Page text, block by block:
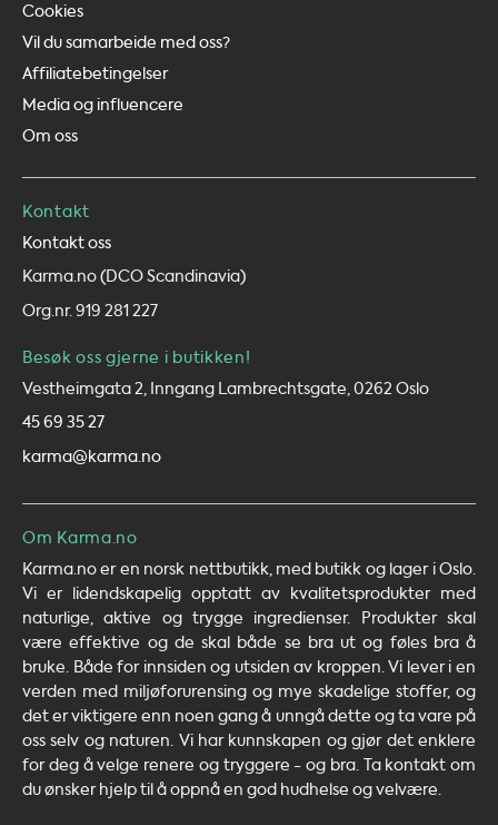
Cookies
Vil du samarbeide med oss?
Affiliatebetingelser
Media og influencere
Om oss
Kontakt
Kontakt oss
Karma.no (DCO Scandinavia)
Org.nr. 919 281 227
Besøk oss gjerne i butikken!
Vestheimgata 2, Inngang Lambrechtsgate, 0262 Oslo
45 69 35 27
karma@karma.no
Om Karma.no
Karma.no er en norsk nettbutikk, med butikk og lager i Oslo.
Vi er lidendskapelig opptatt av kvalitetsprodukter med
naturlige, aktive og trygge ingredienser. Produkter skal
være effektive og de skal både se bra ut og føles bra å
bruke. Både for innsiden og utsiden av kroppen. Vi lever i en
verden med miljøforurensing og mye skadelige stoffer, og
det er viktigere enn noen gang å unngå dette og ta vare på
oss selv og naturen. Vi har kunnskapen og gjør det enklere
for deg å velge renere og tryggere - og bra. Ta kontakt om
du ønsker hjelp til å oppnå en god hudhelse og velvære.